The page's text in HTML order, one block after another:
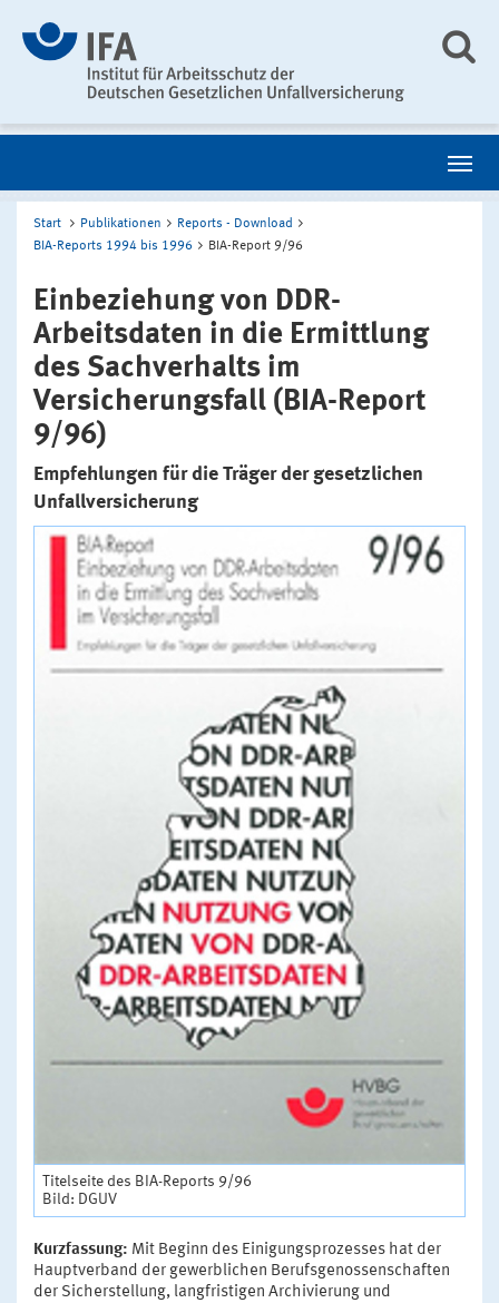
Start Publikationen
Reports - Download
BIA-Reports 1994 bis 1996
BIA-Report 9/96
Einbeziehung von DDR-
Arbeitsdaten in die Ermittlung
des Sachverhalts im
Versicherungsfall (BIA-Report
9/96)
Empfehlungen für die Träger der gesetzlichen
Unfallversicherung
Titelseite des BIA-Reports 9/96
Bild: DGUV
Kurzfassung: Mit Beginn des Einigungsprozesses hat der
Hauptverband der gewerblichen Berufsgenossenschaften
der Sicherstellung, langfristigen Archivierung und